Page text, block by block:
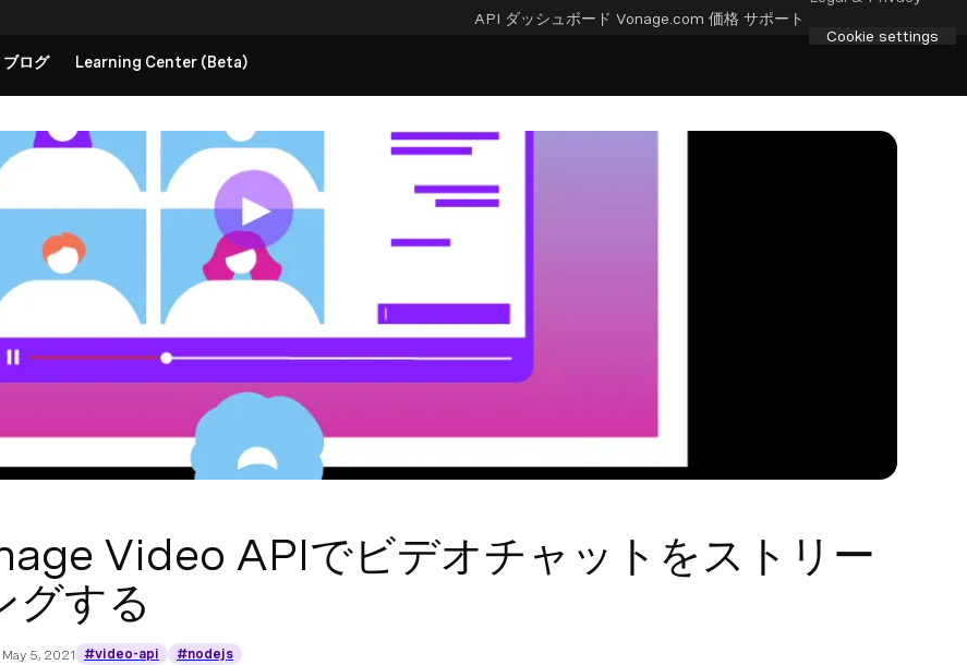
API ダッシュボード Vonage.com 価格 サポート
Cookie settings
ブログ Learning Center (Beta)
Video APIでビデオチャットをストリー
グする
May 5, 2021 #video-api
#nodejs